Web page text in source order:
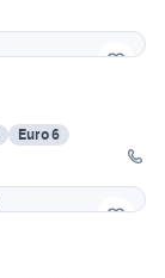
Euro 6